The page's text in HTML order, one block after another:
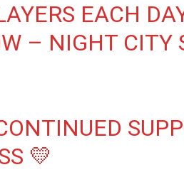
EACH
– NIGHT CITY
💛